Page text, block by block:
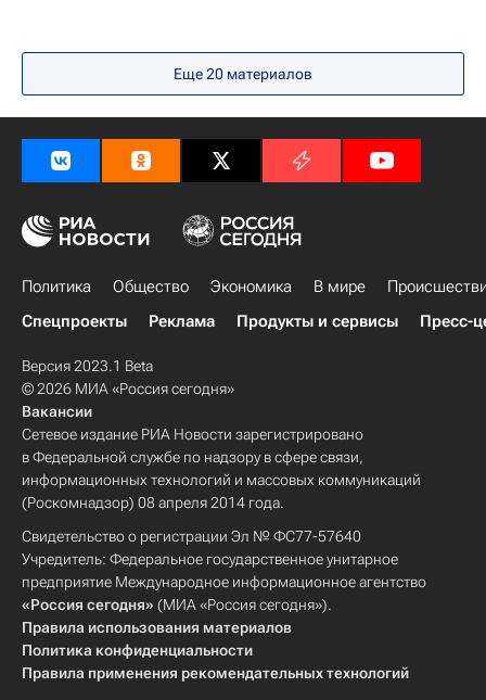
Еще 20 материалов
Политика Общество Экономика В мире
Спецпроекты
Реклама Продукты и сервисы Пресс-
Версия 2023.1 Beta
© 2026 МИА «Россия сегодня»
Вакансии
Сетевое издание РИА Новости зарегистрировано
в Федеральной службе по надзору в сфере связи,
информационных технологий и массовых коммуникаций
(Роскомнадзор) 08 апреля 2014 года.
Свидетельство о регистрации Эл № ФС77-57640
Учредитель: Федеральное государственное унитарное
предприятие Международное информационное агентство
«Россия сегодня» (МИА «Россия сегодня»).
Правила использования материалов
Политика конфиденциальности
Правила применения рекомендательных технологий